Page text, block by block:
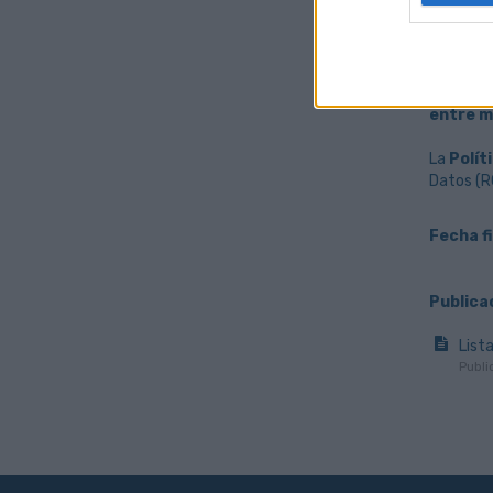
La
entre
La
Datos
Fecha